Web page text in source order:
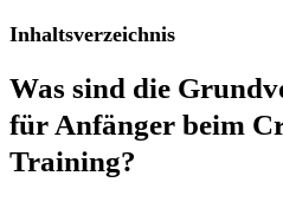
Inhaltsverzeichnis
Was sind die
für Anfänger beim
Training?